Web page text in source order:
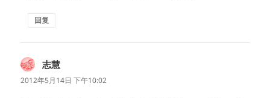
回复
志慧
道：
2012年5月14日 下午10:02